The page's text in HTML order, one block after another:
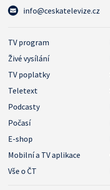
info@ceskatelevize.cz
TV program
Živé vysílání
TV poplatky
Teletext
Podcasty
Počasí
E-shop
Mobilní a TV aplikace
Vše o ČT